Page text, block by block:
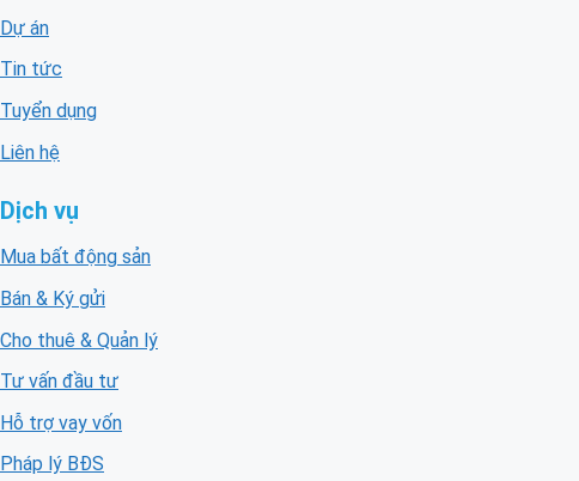
Dự án
Tin tức
Tuyển dụng
Liên hệ
Dịch vụ
Mua bất động sản
Bán & Ký gửi
Cho thuê & Quản lý
Tư vấn đầu tư
Hỗ trợ vay vốn
Pháp lý BĐS